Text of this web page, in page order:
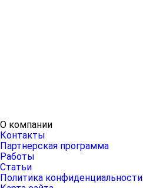
О компании
Контакты
Партнерская программа
Работы
Статьи
Политика конфиденциальности